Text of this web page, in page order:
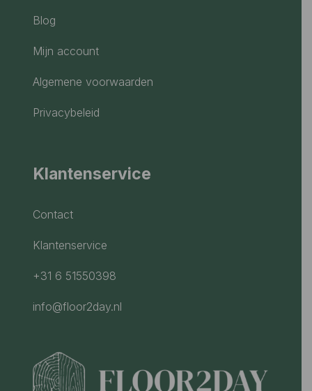
Blog
Mijn account
Algemene voorwaarden
Privacybeleid
Klantenservice
Contact
Klantenservice
+31 6 51550398
info@floor2day.nl